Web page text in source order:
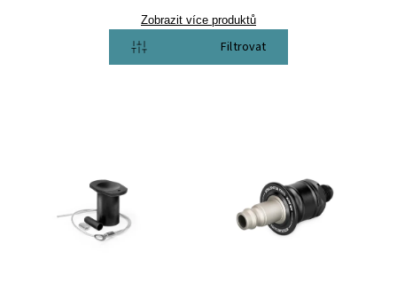
Zobrazit více produktů
Otevřít filtr